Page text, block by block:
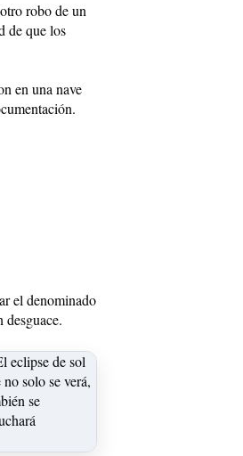
robo de un
de que los
en una nave
el denominado